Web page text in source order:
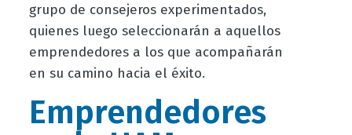
grupo de consejeros experimentados,
quienes luego seleccionarán a aquellos
emprendedores a los que acompañarán
en su camino hacia el éxito.
Emprendedores